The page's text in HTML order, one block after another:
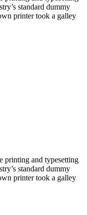
standard dummy
printer took a galley
printing and typesetting
standard dummy
printer took a galley